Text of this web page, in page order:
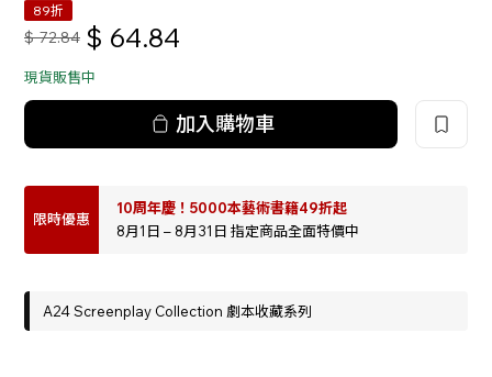
89折
$ 72.84 $ 64.84
現貨販售中
加入購物車
限時優惠
10周年慶！5000本藝術書籍49折起
8月1日 – 8月31日 指定商品全面特價中
A24 Screenplay Collection 劇本收藏系列